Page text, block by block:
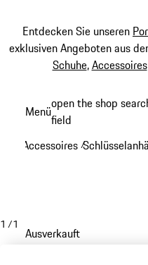
Entdecken Sie unseren
exklusiven Angeboten aus
Schuhe,Accessoires
Hauptinhalt
Menüopen the shop
field
Accessoires /
1 /1
Ausverkauft